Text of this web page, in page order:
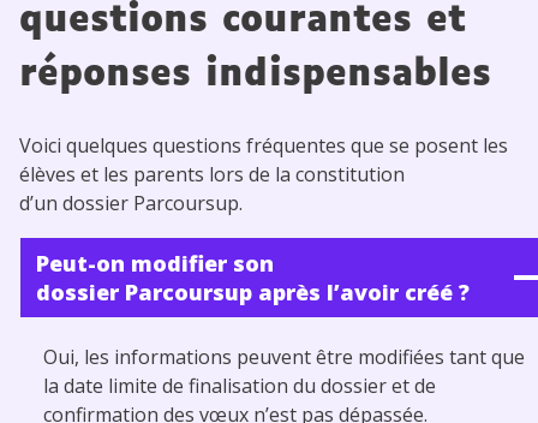
questions courantes et
réponses indispensables
Voici quelques questions fréquentes que se posent les
élèves et les parents lors de la constitution
d’un dossier Parcoursup.
Peut-on modifier son
dossier Parcoursup après l’avoir créé ?
Oui, les informations peuvent être modifiées tant que
la date limite de finalisation du dossier et de
confirmation des vœux n’est pas dépassée.